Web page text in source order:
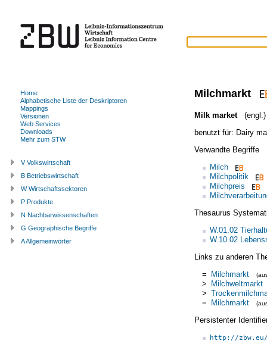
Milchmarkt
Milk market
(engl.)
benutzt für: Dairy
Verwandte Begriffe
Milch
Milchpolitik
Milchpreis
Thesaurus
W.01.02
W.10.02
Links zu anderen
= Milchmarkt
> Milchweltmarkt
>
= Milchmarkt
Persistenter
http://
Home
Alphabetische Liste der Deskriptoren
Mappings
Versionen
Web Services
Downloads
Mehr zum STW
V Volkswirtschaft
B Betriebswirtschaft
W Wirtschaftssektoren
P Produkte
N Nachbarwissenschaften
G Geographische Begriffe
A Allgemeinwörter